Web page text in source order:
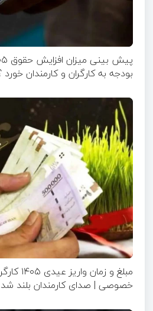
بودجه به کارگران و کارمندان خورد
مبلغ و
خصوصی | صدای کارمندان بلند شد